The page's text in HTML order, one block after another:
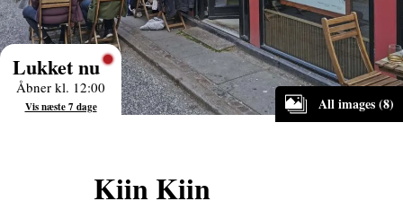
All images (8)
Lukket nu
Åbner kl. 12:00
Vis næste 7 dage
Kiin Kiin